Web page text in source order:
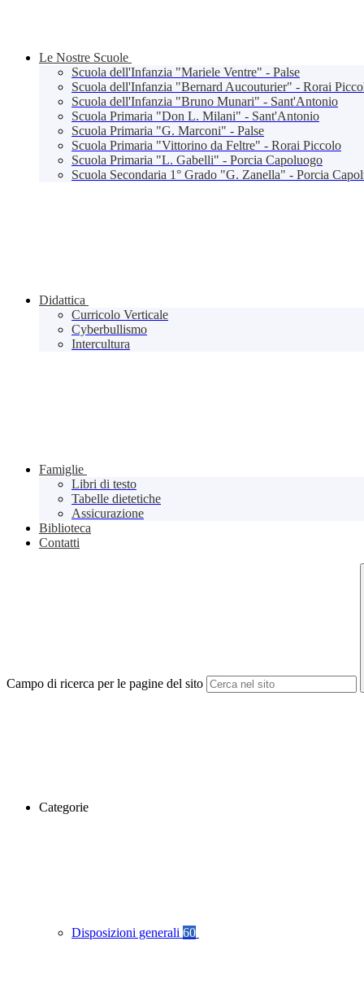
Le Nostre Scuole
Scuola dell'Infanzia "Mariele Ventre" - Palse
Scuola dell'Infanzia "Bernard Aucouturier" - Rorai
Scuola dell'Infanzia "Bruno Munari" - Sant'Antonio
Scuola Primaria "Don L. Milani" - Sant'Antonio
Scuola Primaria "G. Marconi" - Palse
Scuola Primaria "Vittorino da Feltre" - Rorai Piccolo
Scuola Primaria "L. Gabelli" - Porcia Capoluogo
Scuola Secondaria 1° Grado "G. Zanella" - Porcia
Didattica
Curricolo Verticale
Cyberbullismo
Intercultura
Famiglie
Libri di testo
Tabelle dietetiche
Assicurazione
Biblioteca
Contatti
Campo di ricerca per le pagine del sito
Categorie
Disposizioni generali 60